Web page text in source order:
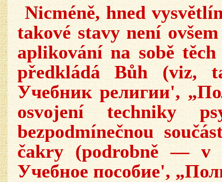
Nicméně, hned
takové stavy není
aplikování na sobě
předkládá Bůh (viz,
Учебник религии',
osvojení techniky
bezpodmínečnou
čakry (podrobně — v
Учебное пособие',